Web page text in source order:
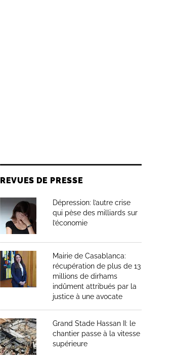
REVUES DE PRESSE
Dépression: l’autre crise
qui pèse des milliards sur
l’économie
Mairie de Casablanca:
récupération de plus de 13
millions de dirhams
indûment attribués par la
justice à une avocate
Grand Stade Hassan II: le
chantier passe à la vitesse
supérieure